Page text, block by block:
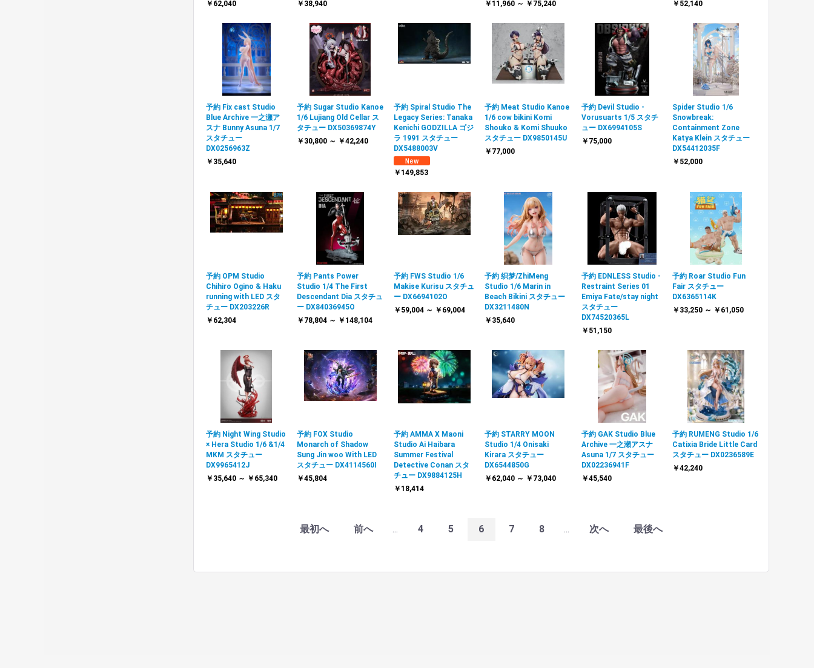
￥62,040
￥38,940
￥11,960 ～ ￥75,240
￥52,140
予約 Fix cast Studio
Blue Archive 一之瀬ア
スナ Bunny Asuna 1/7
スタチュー
DX0256963Z
￥35,640
予約 Sugar Studio Kanoe
1/6 Lujiang Old Cellar ス
タチュー DX50369874Y
￥30,800 ～ ￥42,240
予約 Spiral Studio The
Legacy Series: Tanaka
Kenichi GODZILLA ゴジ
ラ 1991 スタチュー
DX5488003V
￥149,853
予約 Meat Studio Kanoe
1/6 cow bikini Komi
Shouko & Komi Shuuko
スタチュー DX9850145U
￥77,000
予約 Devil Studio -
Vorusuarts 1/5 スタチ
ュー DX6994105S
￥75,000
Spider Studio 1/6
Snowbreak:
Containment Zone
Katya Klein スタチュー
DX54412035F
￥52,000
予約 OPM Studio
Chihiro Ogino & Haku
running with LED スタ
チュー DX203226R
￥62,304
予約 Pants Power
Studio 1/4 The First
Descendant Dia スタチュ
ー DX84036945O
￥78,804 ～ ￥148,104
予約 FWS Studio 1/6
Makise Kurisu スタチュ
ー DX6694102O
￥59,004 ～ ￥69,004
予約 织梦/ZhiMeng
Studio 1/6 Marin in
Beach Bikini スタチュー
DX3211480N
￥35,640
予約 EDNLESS Studio -
Restraint Series 01
Emiya Fate/stay night
スタチュー
DX74520365L
￥51,150
予約 Roar Studio Fun
Fair スタチュー
DX6365114K
￥33,250 ～ ￥61,050
予約 Night Wing Studio
× Hera Studio 1/6 &1/4
MKM スタチュー
DX9965412J
￥35,640 ～ ￥65,340
予約 FOX Studio
Monarch of Shadow
Sung Jin woo With LED
スタチュー DX4114560I
￥45,804
予約 AMMA X Maoni
Studio Ai Haibara
Summer Festival
Detective Conan スタ
チュー DX9884125H
￥18,414
予約 STARRY MOON
Studio 1/4 Onisaki
Kirara スタチュー
DX6544850G
￥62,040 ～ ￥73,040
予約 GAK Studio Blue
Archive 一之瀬アスナ
Asuna 1/7 スタチュー
DX02236941F
￥45,540
予約 RUMENG Studio 1/6
Catixia Bride Little Card
スタチュー DX0236589E
￥42,240
最初へ 前へ ... 4 5 6 7 8 ... 次へ 最後へ